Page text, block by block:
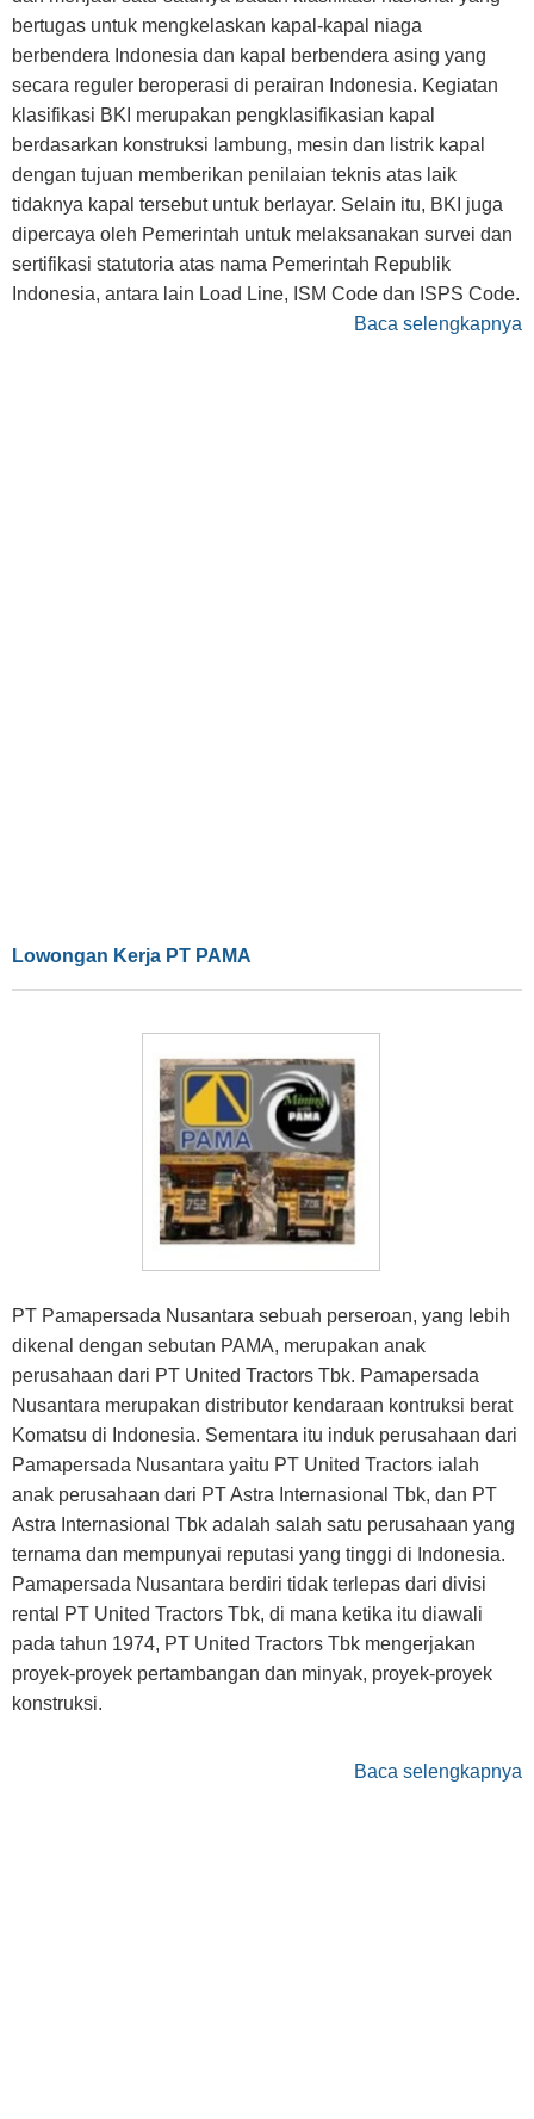
bertugas untuk mengkelaskan kapal-kapal niaga
berbendera Indonesia dan kapal berbendera asing yang
secara reguler beroperasi di perairan Indonesia. Kegiatan
klasifikasi BKI merupakan pengklasifikasian kapal
berdasarkan konstruksi lambung, mesin dan listrik kapal
dengan tujuan memberikan penilaian teknis atas laik
tidaknya kapal tersebut untuk berlayar. Selain itu, BKI juga
dipercaya oleh Pemerintah untuk melaksanakan survei dan
sertifikasi statutoria atas nama Pemerintah Republik
Indonesia, antara lain Load Line, ISM Code dan ISPS Code.
Baca selengkapnya
Lowongan Kerja PT PAMA
PT Pamapersada Nusantara sebuah perseroan, yang lebih
dikenal dengan sebutan PAMA, merupakan anak
perusahaan dari PT United Tractors Tbk. Pamapersada
Nusantara merupakan distributor kendaraan kontruksi berat
Komatsu di Indonesia. Sementara itu induk perusahaan dari
Pamapersada Nusantara yaitu PT United Tractors ialah
anak perusahaan dari PT Astra Internasional Tbk, dan PT
Astra Internasional Tbk adalah salah satu perusahaan yang
ternama dan mempunyai reputasi yang tinggi di Indonesia.
Pamapersada Nusantara berdiri tidak terlepas dari divisi
rental PT United Tractors Tbk, di mana ketika itu diawali
pada tahun 1974, PT United Tractors Tbk mengerjakan
proyek-proyek pertambangan dan minyak, proyek-proyek
konstruksi.
Baca selengkapnya